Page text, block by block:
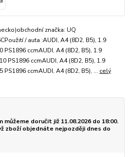
značka: UQ
/ auta :AUDI, A4 (8D2, B5), 1.9
PS1896 ccmAUDI, A4 (8D2, B5), 1.9
PS1896 ccmAUDI, A4 (8D2, B5), 1.9
PS1896 ccmAUDI, A4 (8D2, B5), ... celý
můžeme doručit již 11.08.2026 do 18:00.
zboží objednáte nejpozději dnes do